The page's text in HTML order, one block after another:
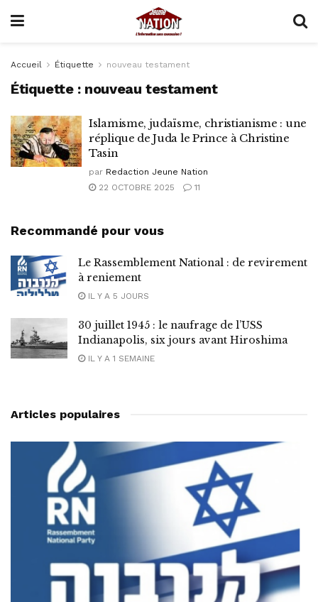
Accueil Étiquette nouveau testament
Étiquette : nouveau testament
Islamisme, judaïsme, christianisme : une
réplique de Juda le Prince à Christine
Tasin
par Redaction Jeune Nation
22 OCTOBRE 2025
11
Recommandé pour vous
Le Rassemblement National : de revirement
à reniement
IL Y A 5 JOURS
30 juillet 1945 : le naufrage de l’USS
Indianapolis, six jours avant Hiroshima
IL Y A 1 SEMAINE
Articles populaires